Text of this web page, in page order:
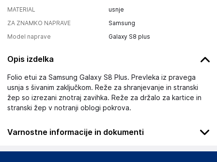
MATERIAL
usnje
ZA ZNAMKO NAPRAVE
Samsung
Model naprave
Galaxy S8 plus
Opis izdelka
Folio etui za Samsung Galaxy S8 Plus. Prevleka iz pravega
usnja s šivanim zaključkom. Reže za shranjevanje in stranski
žep so izrezani znotraj zavihka. Reže za držalo za kartice in
stranski žep v notranji oblogi pokrova.
Varnostne informacije in dokumenti
Podatki o proizvajalcu